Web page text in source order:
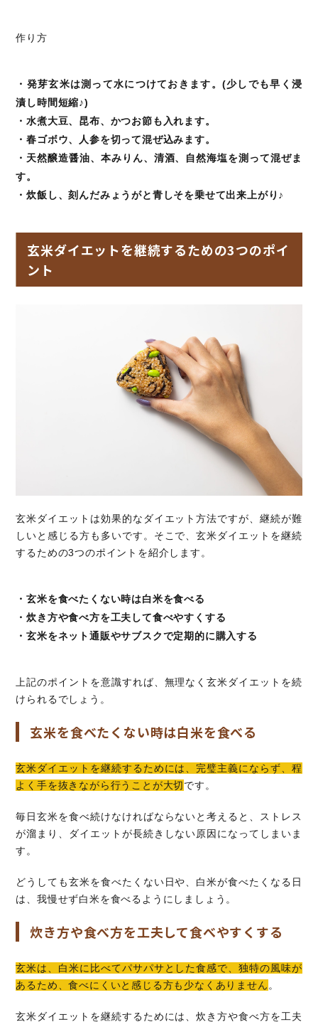
作り方
・発芽玄米は測って水につけておきます。(少しでも早く浸
漬し時間短縮♪)
・水煮大豆、昆布、かつお節も入れます。
・春ゴボウ、人参を切って混ぜ込みます。
・天然醸造醤油、本みりん、清酒、自然海塩を測って混ぜま
す。
・炊飯し、刻んだみょうがと青しそを乗せて出来上がり♪
玄米ダイエットを継続するための3つのポイ
ント
玄米ダイエットは効果的なダイエット方法ですが、継続が難
しいと感じる方も多いです。そこで、玄米ダイエットを継続
するための3つのポイントを紹介します。
・玄米を食べたくない時は白米を食べる
・炊き方や食べ方を工夫して食べやすくする
・玄米をネット通販やサブスクで定期的に購入する
上記のポイントを意識すれば、無理なく玄米ダイエットを続
けられるでしょう。
玄米を食べたくない時は白米を食べる
玄米ダイエットを継続するためには、完璧主義にならず、程
よく手を抜きながら行うことが大切です。
毎日玄米を食べ続けなければならないと考えると、ストレス
が溜まり、ダイエットが長続きしない原因になってしまいま
す。
どうしても玄米を食べたくない日や、白米が食べたくなる日
は、我慢せず白米を食べるようにしましょう。
炊き方や食べ方を工夫して食べやすくする
玄米は、白米に比べてパサパサとした食感で、独特の風味が
あるため、食べにくいと感じる方も少なくありません 。
玄米ダイエットを継続するためには、炊き方や食べ方を工夫